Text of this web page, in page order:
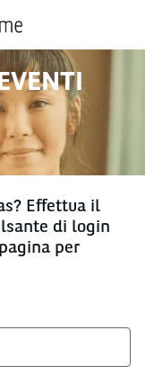
Effettua il
di login
per